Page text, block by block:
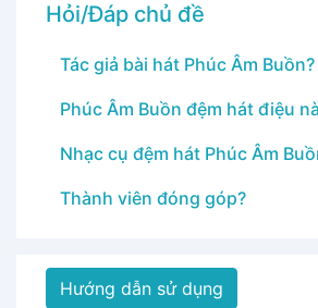
Hỏi/Đáp chủ đề
Tác giả bài hát Phúc Âm Buồn?
Phúc Âm Buồn đệm hát điệu
Nhạc cụ đệm hát Phúc Âm
Thành viên đóng góp?
Hướng dẫn sử dụng